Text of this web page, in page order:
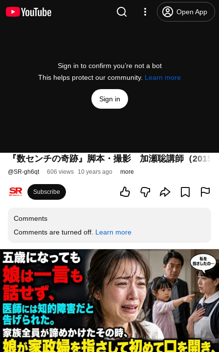
Open App
Sign in to confirm you’re not a bot
This helps protect our community. Learn more
Sign in
『数センチの奇跡』脚本・撮影 加瀬聡講師（
@SR-gh6qt 606 views 10 years ago more
Subscribe
Comments
Comments are turned off. Learn more